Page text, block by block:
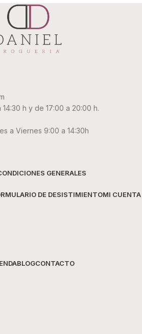
h y de 17:00 a 20:00 h.
a Viernes 9:00 a 14:30h
GENERALES
DE DESISTIMIENTOMI CUENTA
BLOGCONTACTO